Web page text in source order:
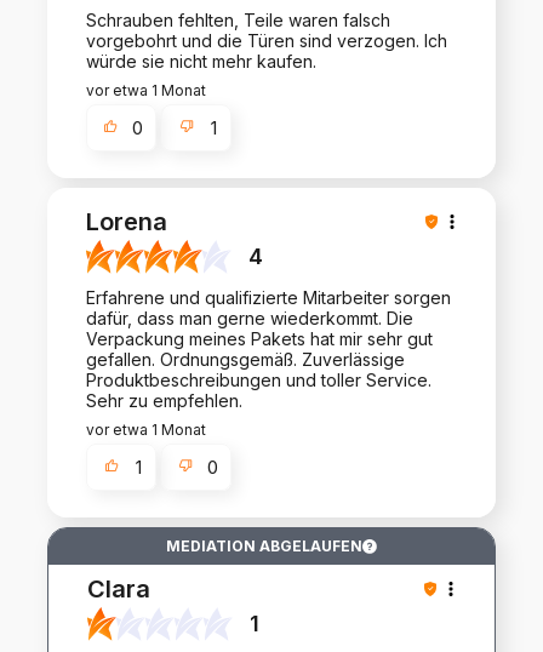
Schrauben fehlten, Teile waren falsch
vorgebohrt und die Türen sind verzogen. Ich
würde sie nicht mehr kaufen.
vor etwa 1 Monat
0 1
Lorena
4
Erfahrene und qualifizierte Mitarbeiter sorgen
dafür, dass man gerne wiederkommt. Die
Verpackung meines Pakets hat mir sehr gut
gefallen. Ordnungsgemäß. Zuverlässige
Produktbeschreibungen und toller Service.
Sehr zu empfehlen.
vor etwa 1 Monat
1 0
MEDIATION ABGELAUFEN
Clara
1